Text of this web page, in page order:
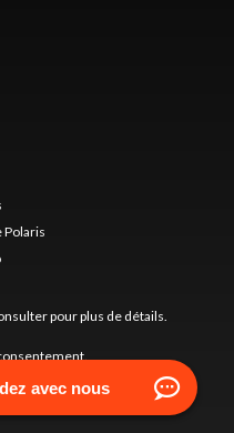
Polaris
pour plus de détails.